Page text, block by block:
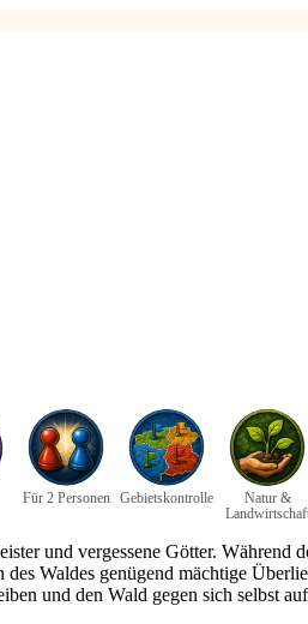
Für 2 Personen Gebietskontrolle
Natur &
und vergessene Götter.
Waldes genügend mächtige
und den Wald gegen sich selbst